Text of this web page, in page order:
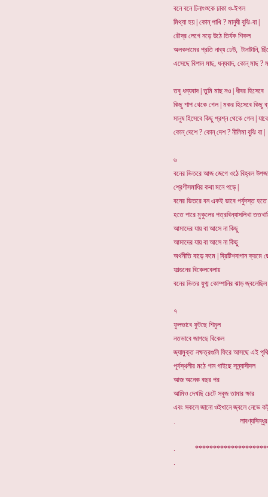
বনে বনে চিনাংশুকে ঢাকা ও-ঈগল
মিথ্যা হয় | কোন্ পাখি ? মানুষী বুঝি-বা |
রৌদ্র লেগে নড়ে উঠে তির্যক শিকল
অলকদামের প্রতি নাব্য ঢেউ, টানাটানি,
এসেছে বিশাল মাছ, ধন্যবাদ, কোন্ মাছ ?
তবু ধন্যবাদ | তুমি মাছ নও | ধীবর হিসেবে
কিছু শাপ থেকে গেল | মকর হিসেবে কিছু
মানুষ হিসেবে কিছু প্রশ্ন থেকে গেল | যাবে
কোন্ দেশে ? কোন্ দেশ ? নীলিমা বুঝি বা |
৬
বনের ভিতরে আজ জেগে ওঠে বিহ্বল
শ্রেণীসমাধির কথা মনে পড়ে |
বনের ভিতরে বন একই ভাবে পর্যুদস্ত হতে
হতে পারে মুকুলের পত্রবিন্যাসলিখা
আমাদের যায় বা আসে না কিছু
আমাদের যায় বা আসে না কিছু
অর্থনীতি বাড়ে কমে | ব্রিটিশবাগান
ফাল্গুনের বিকেলবেলায়
বনের ভিতর যুগ্ম কোম্পানির ঝাড়
৭
ফুলভাবে ফুটছে শিমুল
নতভাবে জাগছে বিকেল
জ্যামুক্ত নক্ষত্রগুলি ফিরে আসছে এই
পূর্বস্থলীর মঠে গান গাইছে সন্ন্যাসীদল
আজ অনেক বছর পর
আমিও দেখছি চেটে সবুজ তামার ক্ষার
এবং সকলে জানো ওইখানে জ্বলে নেভে
. লাবণ্যসিন্ধুর
.